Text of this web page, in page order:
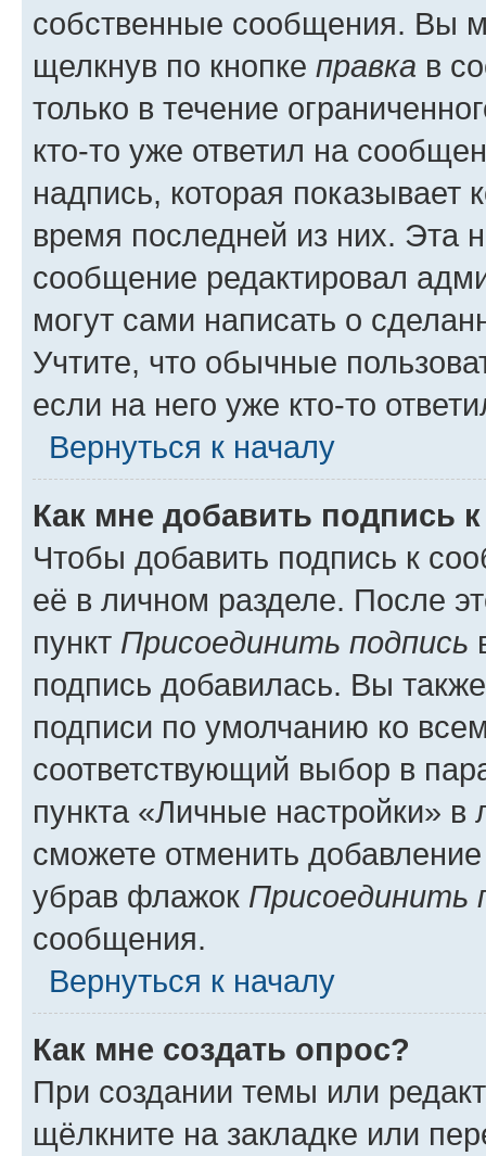
собственные сообщения. Вы
щелкнув по кнопке правка в
только в течение
кто-то уже ответил на
надпись, которая показывает
время последней из них. Эта
сообщение редактировал
могут сами написать о
Учтите, что обычные
если на него уже кто-то
Вернуться к началу
Как мне добавить подпись
Чтобы добавить подпись к
её в личном разделе. После
пункт Присоединить подпись
подпись добавилась. Вы
подписи по умолчанию ко
соответствующий выбор в
пункта «Личные настройки»
сможете отменить
убрав флажок Присоединить
сообщения.
Вернуться к началу
Как мне создать опрос?
При создании темы или
щёлкните на закладке или